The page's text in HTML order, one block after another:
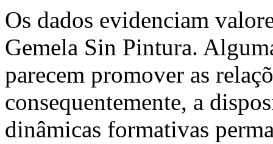
Os dados evidenciam
Gemela Sin Pintura.
parecem promover as
consequentemente, a
dinâmicas formativas